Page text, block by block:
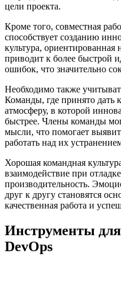
цели проекта.
Кроме того, совместная
способствует созданию
культура, ориентированная
приводит к более быстрой
ошибок, что значительно
Необходимо также
Команды, где принято дать
атмосферу, в которой
быстрее. Члены команды
мысли, что помогает
работать над их
Хорошая командная
взаимодействие при
производительность.
друг к другу становятся
качественная работа и
Инструменты для
DevOps